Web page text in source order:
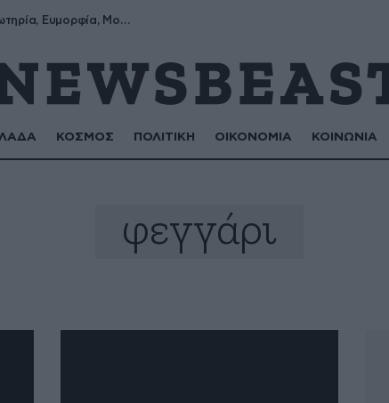
Σωτήρης, Σωτηρία, Ευμορφία, Μορφούλα
ΚΟΣΜΟΣ ΠΟΛΙΤΙΚΗ ΟΙΚΟΝΟΜΙΑ ΚΟΙΝΩΝΙΑ
φεγγάρι